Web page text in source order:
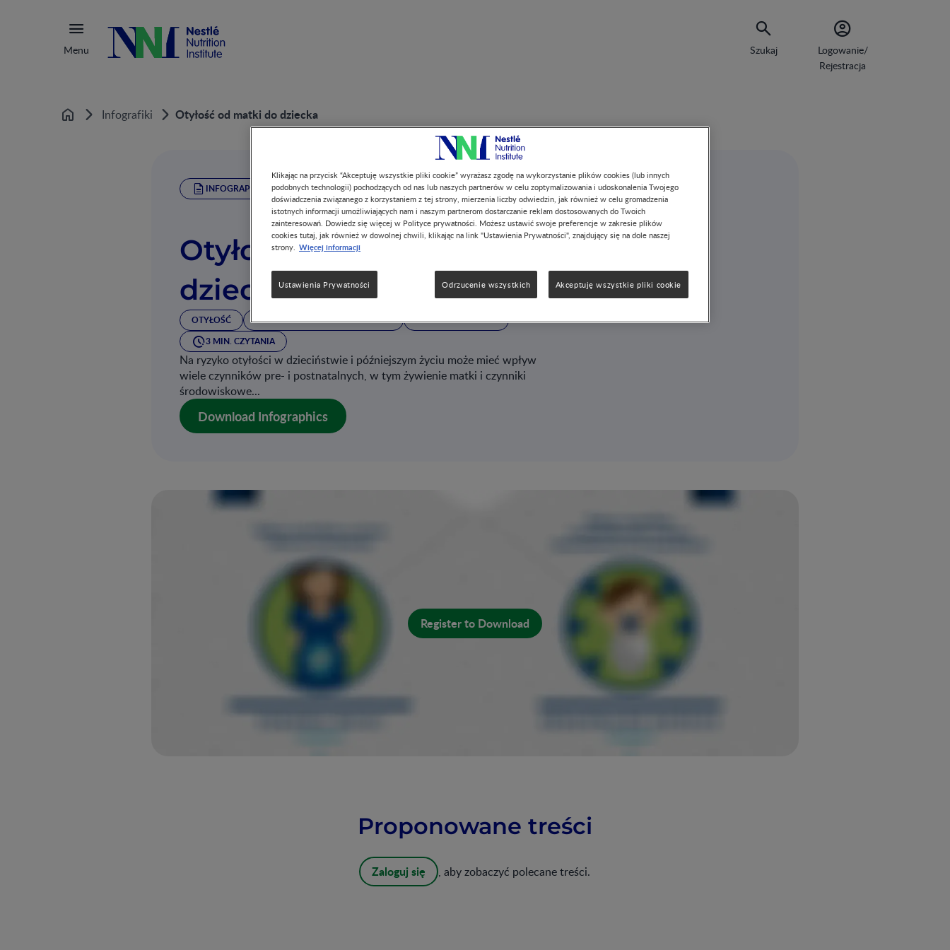
Menu Szukaj
Logowanie/
Rejestracja
Home Infografiki Otyłość od matki do dziecka
INFOGRAPHIC
Otyłość od matki do
dziecka
OTYŁOŚĆ PRAWIDŁOWA DIETA A ZDROWIE
WZROST I ROZWÓJ
3 MIN. CZYTANIA
Na ryzyko otyłości w dzieciństwie i późniejszym życiu może mieć wpływ
wiele czynników pre- i postnatalnych, w tym żywienie matki i czynniki
środowiskowe...
Download Infographics
Register to Download
Proponowane treści
Zaloguj się , aby zobaczyć polecane treści.
Klikając na przycisk “Akceptuję wszystkie pliki cookie” wyrażasz zgodę na wykorzystanie plików cookies (lub innych
podobnych technologii) pochodzących od nas lub naszych partnerów w celu zoptymalizowania i udoskonalenia Twojego
doświadczenia związanego z korzystaniem z tej strony, mierzenia liczby odwiedzin, jak również w celu gromadzenia
istotnych informacji umożliwiających nam i naszym partnerom dostarczanie reklam dostosowanych do Twoich
zainteresowań. Dowiedz się więcej w Polityce prywatności. Możesz ustawić swoje preferencje w zakresie plików
cookies tutaj, jak również w dowolnej chwili, klikając na link "Ustawienia Prywatności", znajdujący się na dole naszej
strony. Więcej informacji
Ustawienia Prywatności Odrzucenie wszystkich Akceptuję wszystkie pliki cookie